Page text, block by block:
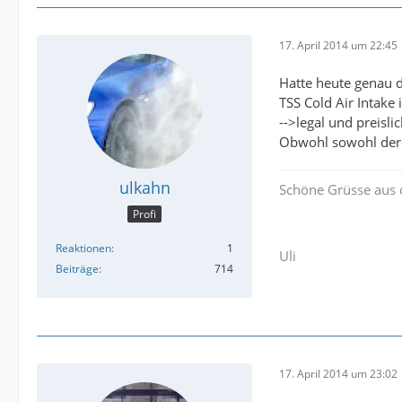
ulkahn
Profi
Reaktionen
1
Beiträge
714
17. April 2014 um 22:45
Hatte heute genau
TSS Cold Air
-->legal und
Obwohl sowohl
Schöne Grüsse
Uli
17. April 2014 um 23:02